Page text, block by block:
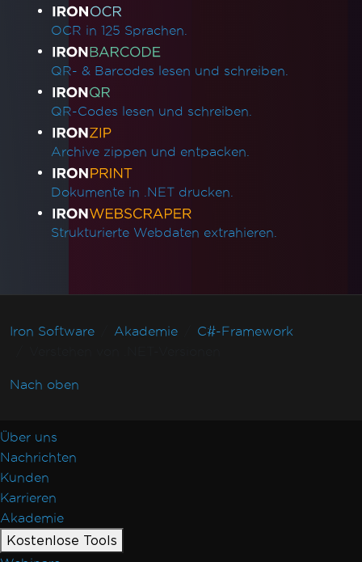
OCR in 125 Sprachen.
QR- & Barcodes lesen und schreiben.
QR-Codes lesen und schreiben.
Archive zippen und entpacken.
Dokumente in .NET drucken.
Strukturierte Webdaten extrahieren.
Iron Software Akademie
C#-Framework
Nach oben
Über uns
Nachrichten
Kunden
Karrieren
Akademie
Kostenlose Tools